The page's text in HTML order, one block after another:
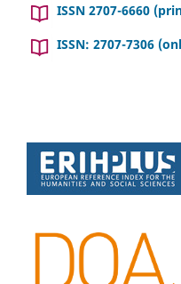
ISSN 2707-6660
ISSN: 2707-7306